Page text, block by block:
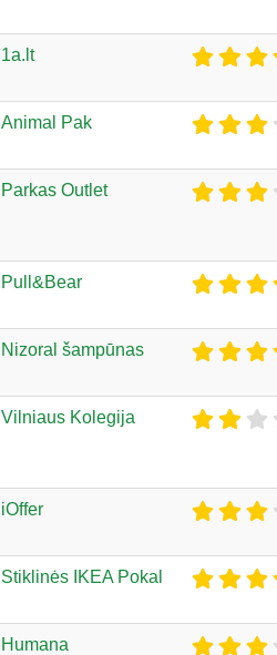
1a.lt
Animal Pak
Parkas Outlet
Pull&Bear
Nizoral šampūnas
Vilniaus Kolegija
iOffer
Stiklinės IKEA Pokal
Humana